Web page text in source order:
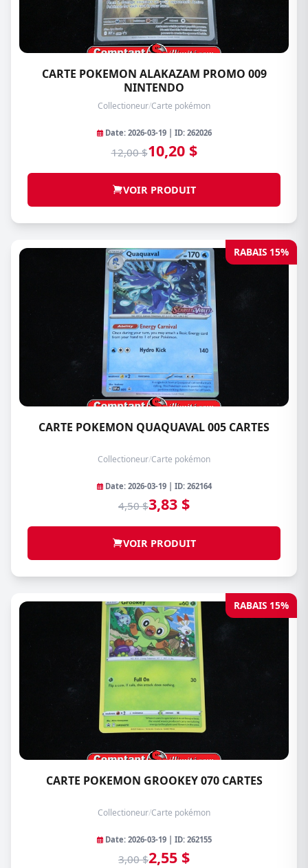
CARTE POKEMON ALAKAZAM PROMO 009
NINTENDO
Collectioneur/Carte pokémon
Date: 2026-03-19 | ID: 262026
12,00 $10,20 $
VOIR PRODUIT
RABAIS 15%
CARTE POKEMON QUAQUAVAL 005 CARTES
Collectioneur/Carte pokémon
Date: 2026-03-19 | ID: 262164
4,50 $3,83 $
VOIR PRODUIT
RABAIS 15%
CARTE POKEMON GROOKEY 070 CARTES
Collectioneur/Carte pokémon
Date: 2026-03-19 | ID: 262155
3,00 $2,55 $